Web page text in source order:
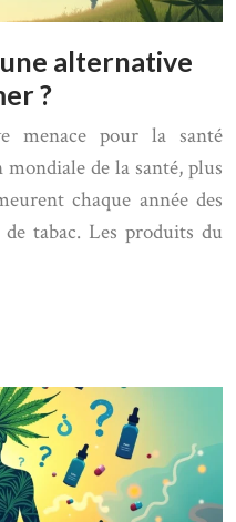
une alternative
?
menace pour la santé
de la santé, plus
chaque année des
tabac. Les produits du